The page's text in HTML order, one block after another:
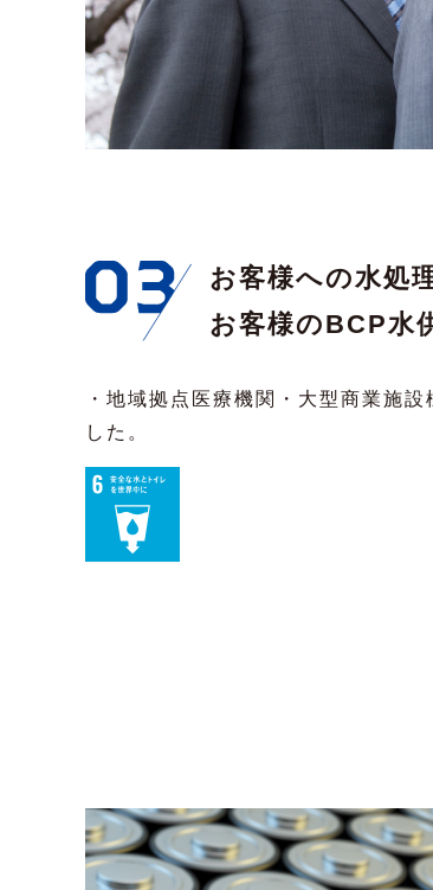
お客様への水処
お客様のBCP水
・地域拠点医療機関・大型商業施
した。